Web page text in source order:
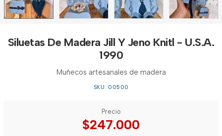
Siluetas De Madera Jill Y Jeno Knitl - U.S.A.
1990
Muñecos artesanales de madera
SKU: 00500
Precio
$247.000